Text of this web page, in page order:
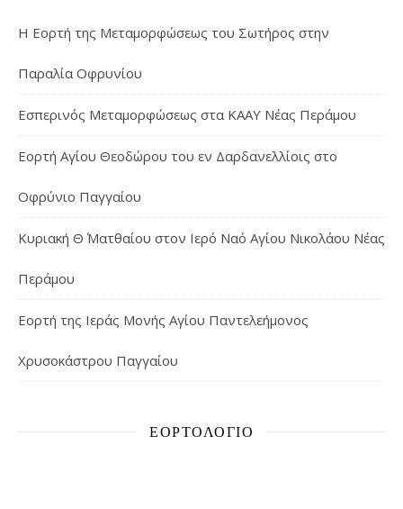
Η Εορτή της Μεταμορφώσεως του Σωτήρος στην
Παραλία Οφρυνίου
Εσπερινός Μεταμορφώσεως στα ΚΑΑΥ Νέας Περάμου
Εορτή Αγίου Θεοδώρου του εν Δαρδανελλίοις στο
Οφρύνιο Παγγαίου
Κυριακή Θ΄ Ματθαίου στον Ιερό Ναό Αγίου Νικολάου Νέας
Περάμου
Εορτή της Ιεράς Μονής Αγίου Παντελεήμονος
Χρυσοκάστρου Παγγαίου
ΕΟΡΤΟΛΌΓΙΟ